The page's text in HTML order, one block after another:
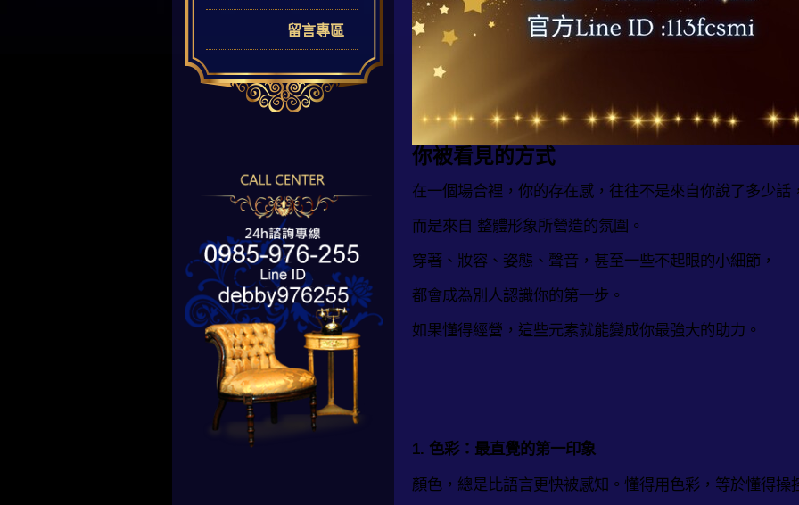
留言專區
你被看見的方式
在一個場合裡，你的存在感，往往不是來自你說了多少話
而是來自 整體形象所營造的氛圍。
穿著、妝容、姿態、聲音，甚至一些不起眼的小細節，
都會成為別人認識你的第一步。
如果懂得經營，這些元素就能變成你最強大的助力。
1. 色彩：最直覺的第一印象
顏色，總是比語言更快被感知。懂得用色彩，等於懂得操